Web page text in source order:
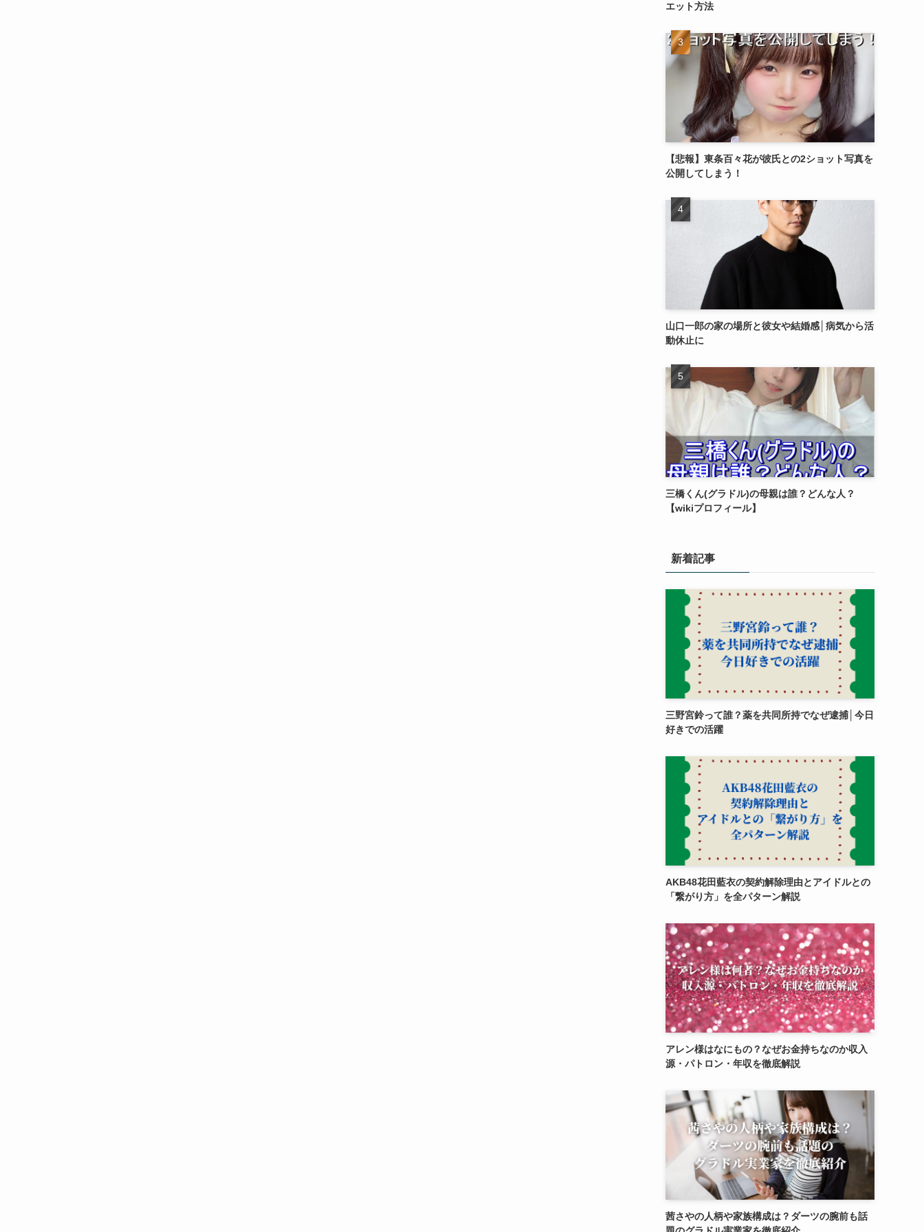
エット方法
【悲報】東条百々花が彼氏との2ショット写真を
公開してしまう！
山口一郎の家の場所と彼女や結婚感│病気から活
動休止に
三橋くん(グラドル)の母親は誰？どんな人？
【wikiプロフィール】
新着記事
三野宮鈴って誰？薬を共同所持でなぜ逮捕│今日
好きでの活躍
AKB48花田藍衣の契約解除理由とアイドルとの
「繋がり方」を全パターン解説
アレン様はなにもの？なぜお金持ちなのか収入
源・パトロン・年収を徹底解説
茜さやの人柄や家族構成は？ダーツの腕前も話